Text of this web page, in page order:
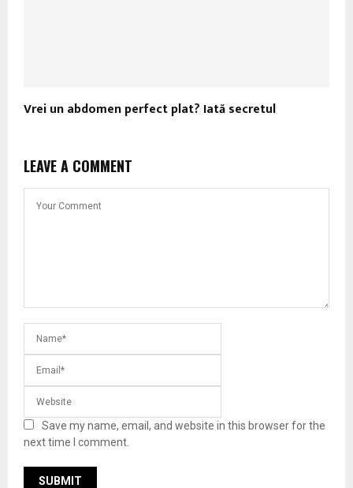
Vrei un abdomen perfect plat? Iată secretul
LEAVE A COMMENT
Save my name, email, and website in this browser for the
next time I comment.